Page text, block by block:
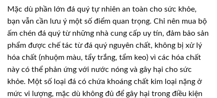
Mặc dù phần lớn đá quý tự nhiên an toàn cho sức khỏe,
bạn vẫn cần lưu ý một số điểm quan trọng. Chỉ nên mua bộ
ấm chén đá quý từ những nhà cung cấp uy tín, đảm bảo sản
phẩm được chế tác từ đá quý nguyên chất, không bị xử lý
hóa chất (nhuộm màu, tẩy trắng, tẩm keo) vì các hóa chất
này có thể phản ứng với nước nóng và gây hại cho sức
khỏe. Một số loại đá có chứa khoáng chất kim loại nặng ở
mức vi lượng, mặc dù không đủ để gây hại trong điều kiện